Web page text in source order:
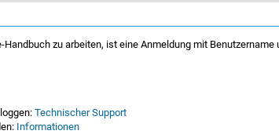
Handbuch zu arbeiten, ist eine Anmeldung mit
Technischer Support
Informationen